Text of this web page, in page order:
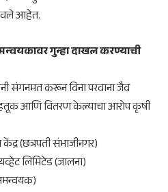
आहेत.
गुन्हा दाखल करण्याची
संगनमत करून विना परवाना जैव
आणि वितरण केल्याचा आरोप कृषी
(छत्रपती संभाजीनगर)
लिमिटेड (जालना)